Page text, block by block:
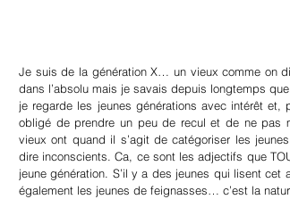
Je suis de la génération X… un vieux comme on
dans l’absolu mais je savais depuis longtemps
je regarde les jeunes générations avec intérêt
obligé de prendre un peu de recul et de ne pas
vieux ont quand il s’agit de catégoriser les
dire inconscients. Ca, ce sont les adjectifs que
jeune génération. S’il y a des jeunes qui lisent
également les jeunes de feignasses… c’est la